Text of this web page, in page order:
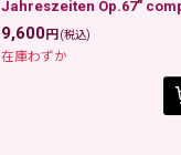
Jahreszeiten Op.67"
9,600円(税込)
在庫わずか